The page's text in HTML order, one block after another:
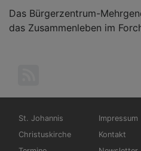
Das Bürgerzentrum-
das Zusammenleben im
Hauptnavigation
St. Johannis
Christuskirche
Impressum
Kontakt